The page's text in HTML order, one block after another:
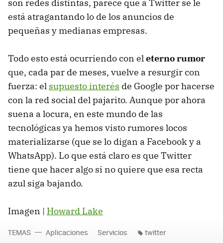
son redes distintas, parece que a Twitter se le
está atragantando lo de los anuncios de
pequeñas y medianas empresas.
Todo esto está ocurriendo con el eterno rumor
que, cada par de meses, vuelve a resurgir con
fuerza: el supuesto interés de Google por hacerse
con la red social del pajarito. Aunque por ahora
suena a locura, en este mundo de las
tecnológicas ya hemos visto rumores locos
materializarse (que se lo digan a Facebook y a
WhatsApp). Lo que está claro es que Twitter
tiene que hacer algo si no quiere que esa recta
azul siga bajando.
Imagen | Howard Lake
TEMAS Aplicaciones Servicios twitter